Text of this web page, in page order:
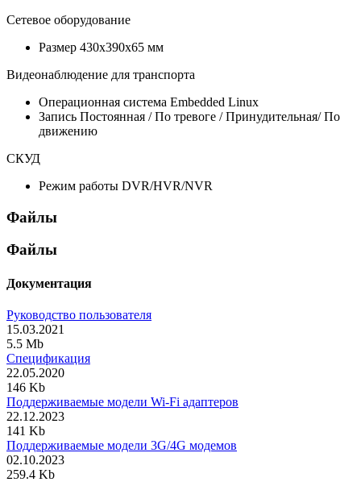
Сетевое оборудование
Размер 430х390х65 мм
Видеонаблюдение для транспорта
Операционная система Embedded Linux
Запись Постоянная / По тревоге / Принудительная/ По
движению
СКУД
Режим работы DVR/HVR/NVR
Файлы
Файлы
Документация
Руководство пользователя
15.03.2021
5.5 Mb
Спецификация
22.05.2020
146 Kb
Поддерживаемые модели Wi-Fi адаптеров
22.12.2023
141 Kb
Поддерживаемые модели 3G/4G модемов
02.10.2023
259.4 Kb